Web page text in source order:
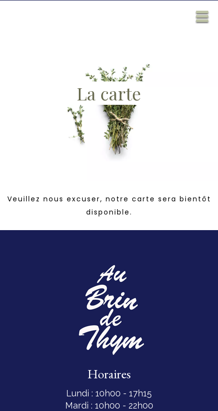
La carte
Veuillez nous excuser, notre carte sera bientôt
disponible.
Horaires
Lundi : 10h00 - 17h15
Mardi : 10h00 - 22h00